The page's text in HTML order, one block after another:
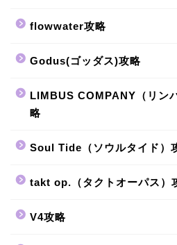
flowwater攻略
Godus(ゴッダス)攻略
LIMBUS COMPANY（リン
略
Soul Tide（ソウルタイド）
takt op.（タクトオーパス）
V4攻略